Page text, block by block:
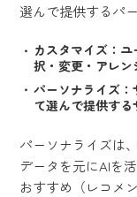
選んで提供するパ
カスタマイズ：
択・変更・アレン
パーソナライズ
て選んで提供する
パーソナライズは
データを元にAIを
おすすめ（レコメ